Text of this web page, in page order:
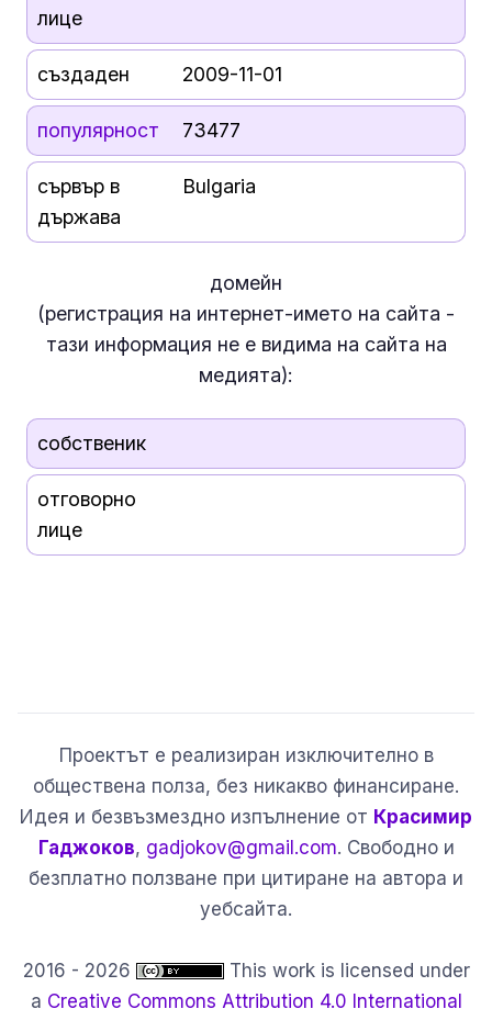
лице
създаден 2009-11-01
популярност 73477
сървър в
държава
Bulgaria
домейн
(регистрация на интернет-името на сайта -
тази информация не евидима на сайта на
медията):
собственик
отговорно
лице
Проектът е реализиран изключително в
обществена полза, без никакво финансиране.
Идея и безвъзмездно изпълнение от Красимир
Гаджоков, gadjokov@gmail.com. Свободно и
безплатно ползване при цитиране на автора и
уебсайта.
2016 - 2026
This work is licensed under
a Creative Commons Attribution 4.0 International